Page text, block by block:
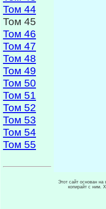
Том 44
Том 45
Том 46
Том 47
Том 48
Том 49
Том 50
Том 51
Том 52
Том 53
Том 54
Том 55
Этот сайт основан на
копирайт с ним.